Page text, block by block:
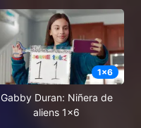
1x6
Gabby Duran: Niñera de
aliens 1x6